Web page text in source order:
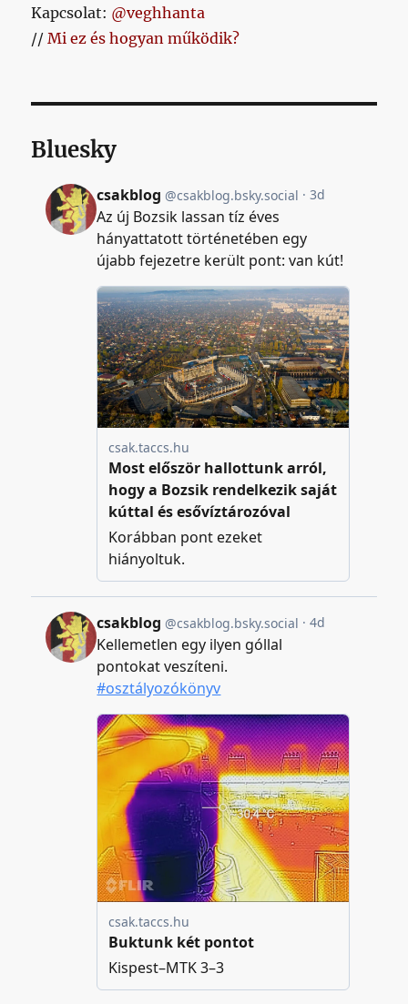
Kapcsolat: @veghhanta
//Mi ez és hogyan működik?
Bluesky